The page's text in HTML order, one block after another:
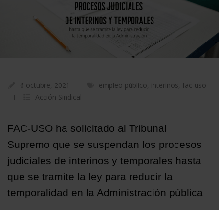
6 octubre, 2021 empleo público, interinos, fac-uso
Acción Sindical
FAC-USO ha solicitado al Tribunal
Supremo que se suspendan los procesos
judiciales de interinos y temporales hasta
que se tramite la ley para reducir la
temporalidad en la Administración pública